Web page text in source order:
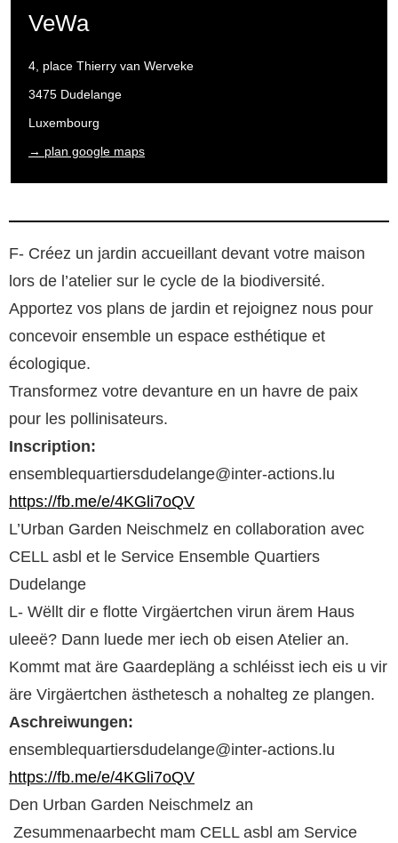
VeWa
4, place Thierry van Werveke
3475 Dudelange
Luxembourg
→ plan google maps
F- Créez un jardin accueillant devant votre maison
lors de l’atelier sur le cycle de la biodiversité.
Apportez vos plans de jardin et rejoignez nous pour
concevoir ensemble un espace esthétique et
écologique.
Transformez votre devanture en un havre de paix
pour les pollinisateurs.
Inscription:
ensemblequartiersdudelange@inter-actions.lu
https://fb.me/e/4KGli7oQV
L’Urban Garden Neischmelz en collaboration avec
CELL asbl et le Service Ensemble Quartiers
Dudelange
L- Wëllt dir e flotte Virgäertchen virun ärem Haus
uleeë? Dann luede mer iech ob eisen Atelier an.
Kommt mat äre Gaardepläng a schléisst iech eis u vir
äre Virgäertchen ästhetesch a nohalteg ze plangen.
Aschreiwungen:
ensemblequartiersdudelange@inter-actions.lu
https://fb.me/e/4KGli7oQV
Den Urban Garden Neischmelz an
Zesummenaarbecht mam CELL asbl am Service